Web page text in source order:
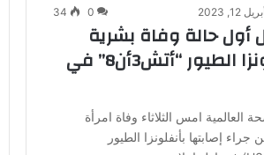
12, 2023
0
34
أول حالة وفاة بشرية
بمرض أنفلونزا الطيور “أتش3أن8” في
العالمية امس الثلاثاء وفاة امرأة
إصابتها بأنفلونزا الطيور